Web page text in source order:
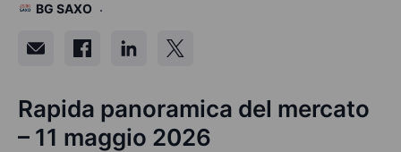
BG SAXO
Rapida panoramica del mercato
– 11 maggio 2026